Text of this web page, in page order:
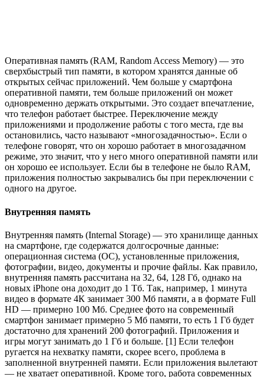
приложениями и продолжение работы с того места, где вы
остановились, часто называют «многозадачностью». Если о
телефоне говорят, что он хорошо работает в многозадачном
режиме, это значит, что у него много оперативной памяти или
он хорошо ее использует. Если бы в телефоне не было RAM,
приложения полностью закрывались бы при переключении с
одного на другое.
Внутренняя память
Внутренняя память (Internal Storage) — это хранилище данных
на смартфоне, где содержатся долгосрочные данные:
операционная система (ОС), установленные приложения,
внутренняя память рассчитана на 32, 64, 128 Гб, однако на
видео в формате 4К занимает 300 Мб памяти, а в формате Full
HD — примерно 100 Мб. Среднее фото на современный
смартфон занимает примерно 5 Мб памяти, то есть 1 Гб будет
достаточно для хранений 200 фотографий. Приложения и
игры могут занимать до 1 Гб и больше. [1] Если телефон
ругается на нехватку памяти, скорее всего, проблема в
заполненной внутренней памяти. Если приложения вылетают
— не хватает оперативной. Кроме того, работа современных
операционных систем зависит от облачных хранилищ —
iCloud, Google Drive, Google Фото и прочих. В этом случае,
при нехватке места в облачном хранилище, загрузка новых
данных в него и, соответственно, функциональность телефона
может быть ограничена. Тогда может потребоваться докупить
место в облачном хранилище.